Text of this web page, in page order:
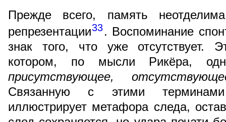
Прежде всего, память
репрезентации33. Воспоминание
знак того, что уже отсутствует.
котором, по мысли Рикёра,
присутствующее,
Связанную с этими
иллюстрирует метафора следа,